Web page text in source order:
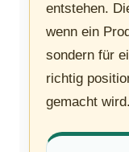
entstehen.
wenn ein
sondern für
richtig
gemacht wird.